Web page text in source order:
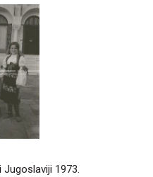
Jugoslaviji 1973.